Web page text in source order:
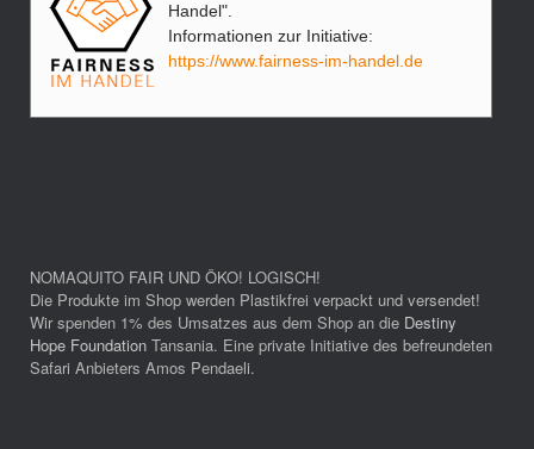
Handel".
Informationen zur Initiative:
https://www.fairness-im-handel.de
NOMAQUITO FAIR UND ÖKO! LOGISCH!
Die Produkte im Shop werden Plastikfrei verpackt und versendet!
Wir spenden 1% des Umsatzes aus dem Shop an die Destiny
Hope Foundation Tansania. Eine private Initiative des befreundeten
Safari Anbieters Amos Pendaeli.